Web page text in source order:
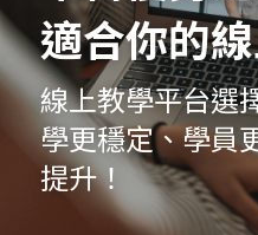
價格方案
最新消息
部落格
聯絡我們
適合你的
線上教學平台選
學更穩定、學員
提升！